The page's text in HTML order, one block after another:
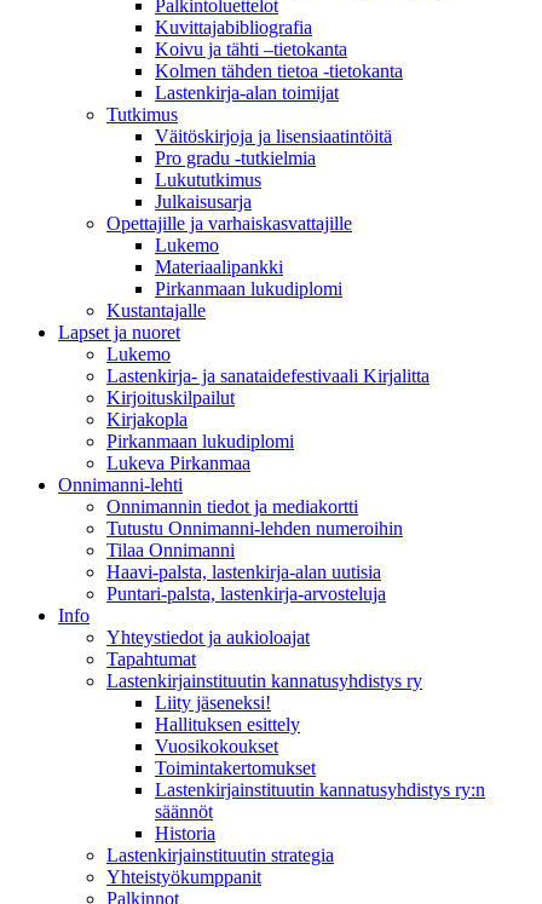
Palkintoluettelot
Kuvittaja­bibliografia
Koivu ja tähti –tietokanta
Kolmen tähden tietoa -tietokanta
Lastenkirja-alan toimijat
Tutkimus
Väitöskirjoja ja lisensiaatintöitä
Pro gradu -tutkielmia
Lukututkimus
Julkaisusarja
Opettajille ja varhaiskasvattajille
Lukemo
Materiaalipankki
Pirkanmaan lukudiplomi
Kustantajalle
Lapset ja nuoret
Lukemo
Lastenkirja- ja sanataidefestivaali Kirjalitta
Kirjoituskilpailut
Kirjakopla
Pirkanmaan lukudiplomi
Lukeva Pirkanmaa
Onnimanni-lehti
Onnimannin tiedot ja mediakortti
Tutustu Onnimanni-lehden numeroihin
Tilaa Onnimanni
Haavi-palsta, lastenkirja-alan uutisia
Puntari-palsta, lastenkirja-arvosteluja
Info
Yhteystiedot ja aukioloajat
Tapahtumat
Lastenkirjainstituutin kannatusyhdistys ry
Liity jäseneksi!
Hallituksen esittely
Vuosikokoukset
Toimintakertomukset
Lastenkirjainstituutin kannatusyhdistys ry:n
säännöt
Historia
Lastenkirjainstituutin strategia
Yhteistyökumppanit
Palkinnot